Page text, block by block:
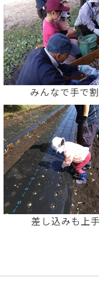
みんなで手で
差し込みも上